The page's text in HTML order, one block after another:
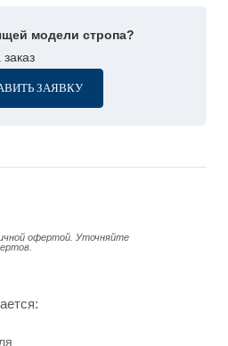
модели стропа?
ЗАЯВКУ
офертой. Уточняйте